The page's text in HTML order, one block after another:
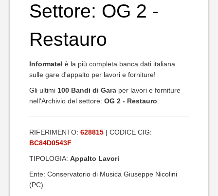
Settore: OG 2 -
Restauro
Informatel è la più completa banca dati italiana
sulle gare d'appalto per lavori e forniture!
Gli ultimi 100 Bandi di Gara per lavori e forniture
nell'Archivio del settore: OG 2 - Restauro
RIFERIMENTO: 628815 | CODICE CIG:
BC84D0543F
TIPOLOGIA: Appalto Lavori
Ente: Conservatorio di Musica Giuseppe Nicolini
(PC)